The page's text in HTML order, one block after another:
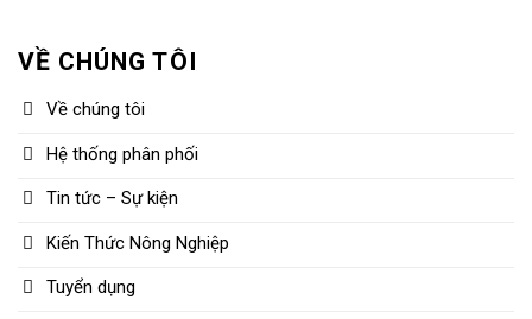
VỀ CHÚNG TÔI
Về chúng tôi
Hệ thống phân phối
Tin tức – Sự kiện
Kiến Thức Nông Nghiệp
Tuyển dụng